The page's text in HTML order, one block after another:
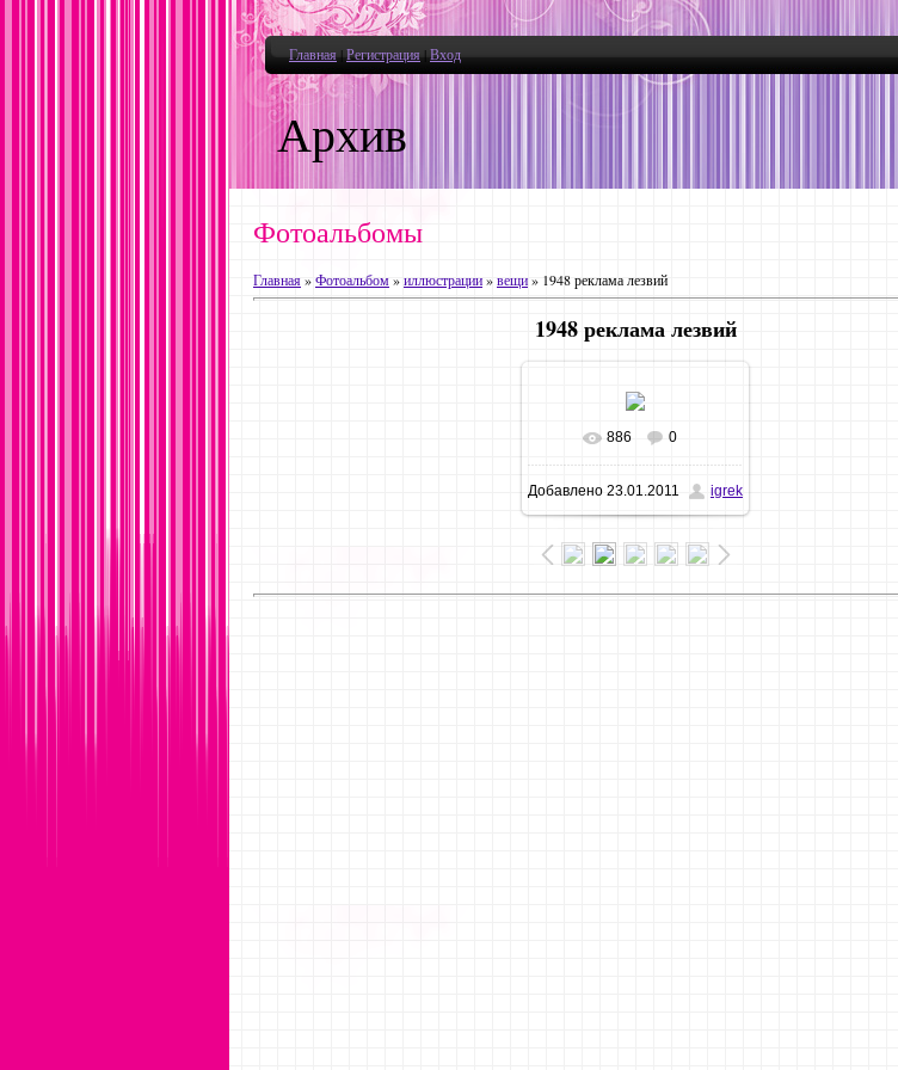
Архив
Главная|Регистрация|Вход
Фотоальбомы
Главная»Фотоальбом»иллюстрации»вещи» 1948 реклама лезвий
1948 реклама лезвий
886 0
Добавлено 23.01.2011 igrek